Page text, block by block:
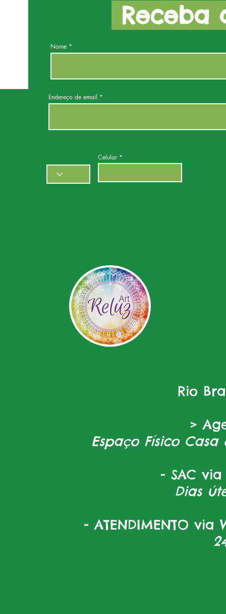
Rio
>
Espaço Físico Casa
- SAC via
Dias
- ATENDIMENTO via
Receba
Nome
Endereço de email
Celular